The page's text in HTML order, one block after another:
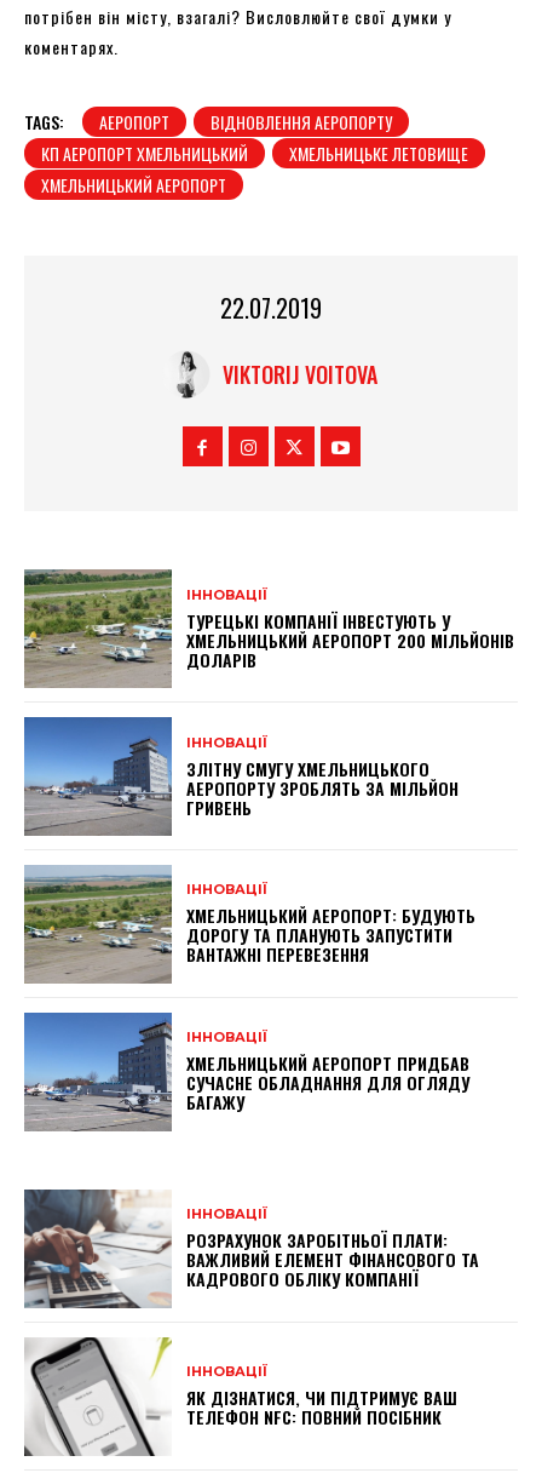
потрібен він місту, взагалі? Висловлюйте свої думки у
коментарях.
TAGS: АЕРОПОРТ
ВІДНОВЛЕННЯ АЕРОПОРТУ
КП АЕРОПОРТ ХМЕЛЬНИЦЬКИЙ
ХМЕЛЬНИЦЬКЕ ЛЕТОВИЩЕ
ХМЕЛЬНИЦЬКИЙ АЕРОПОРТ
22.07.2019
VIKTORIJ VOITOVA
ІННОВАЦІЇ
ТУРЕЦЬКІ КОМПАНІЇ ІНВЕСТУЮТЬ У
ХМЕЛЬНИЦЬКИЙ АЕРОПОРТ 200 МІЛЬЙОНІВ
ДОЛАРІВ
ІННОВАЦІЇ
ЗЛІТНУ СМУГУ ХМЕЛЬНИЦЬКОГО
АЕРОПОРТУ ЗРОБЛЯТЬ ЗА МІЛЬЙОН
ГРИВЕНЬ
ІННОВАЦІЇ
ХМЕЛЬНИЦЬКИЙ АЕРОПОРТ: БУДУЮТЬ
ДОРОГУ ТА ПЛАНУЮТЬ ЗАПУСТИТИ
ВАНТАЖНІ ПЕРЕВЕЗЕННЯ
ІННОВАЦІЇ
ХМЕЛЬНИЦЬКИЙ АЕРОПОРТ ПРИДБАВ
СУЧАСНЕ ОБЛАДНАННЯ ДЛЯ ОГЛЯДУ
БАГАЖУ
ІННОВАЦІЇ
РОЗРАХУНОК ЗАРОБІТНЬОЇ ПЛАТИ:
ВАЖЛИВИЙ ЕЛЕМЕНТ ФІНАНСОВОГО ТА
КАДРОВОГО ОБЛІКУ КОМПАНІЇ
ІННОВАЦІЇ
ЯК ДІЗНАТИСЯ, ЧИ ПІДТРИМУЄ ВАШ
ТЕЛЕФОН NFC: ПОВНИЙ ПОСІБНИК